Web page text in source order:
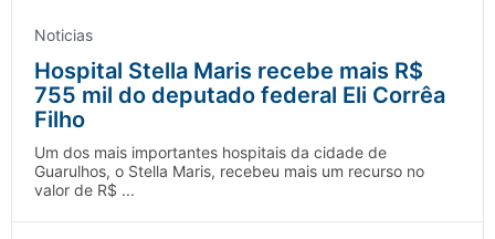
Noticias
Hospital Stella Maris recebe mais R$
755 mil do deputado federal Eli Corrêa
Filho
Um dos mais importantes hospitais da cidade de
Guarulhos, o Stella Maris, recebeu mais um recurso no
valor de R$ ...